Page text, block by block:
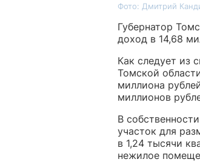
Фото: Дмитрий
Губернатор
доход в 14,68
Как следует из
Томской
миллиона
миллионов
В
участок для
в 1,24 тысячи
нежилое